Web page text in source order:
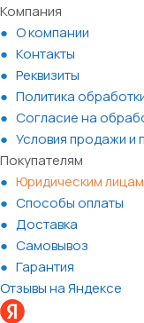
Компания
О компании
Контакты
Реквизиты
Политика
Согласие на
Условия продажи и
Покупателям
Юридическим лицам
Способы оплаты
Доставка
Самовывоз
Гарантия
Отзывы на Яндексе